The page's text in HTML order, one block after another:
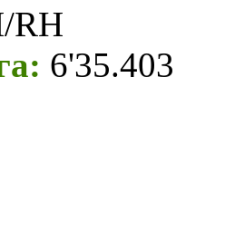
RH
6'35.403